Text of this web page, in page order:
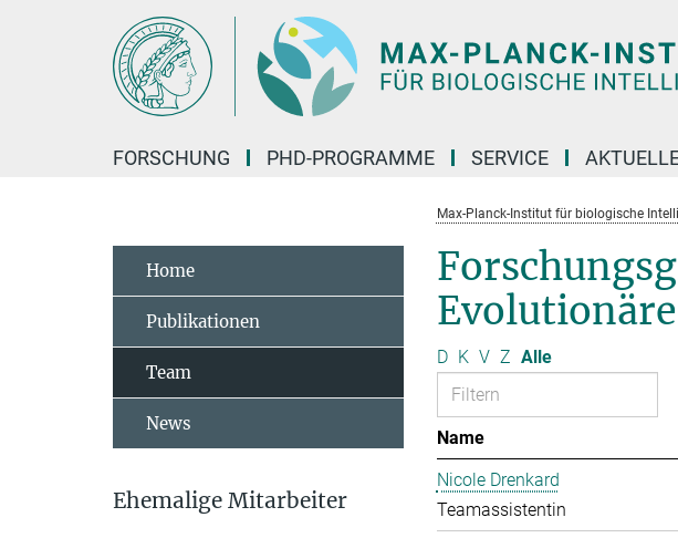
FORSCHUNG PHD-PROGRAMME SERVICE
Max-Planck-Institut für biologische
D K V Z Alle
Name
Nicole Drenkard
Teamassistentin
Home
Publikationen
Team
News
Ehemalige Mitarbeiter